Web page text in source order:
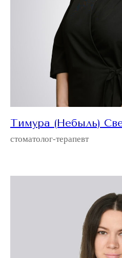
Тимура (Небыль)
стоматолог-терапевт